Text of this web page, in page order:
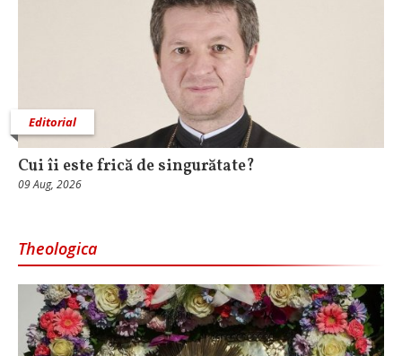
Editorial
Cui îi este frică de singurătate?
09 Aug, 2026
Theologica